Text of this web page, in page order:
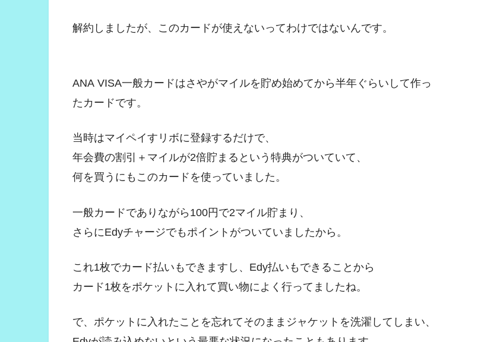
解約しましたが、このカードが使えないってわけではないんです。
ANA VISA一般カードはさやがマイルを貯め始めてから半年ぐらいして作っ
たカードです。
当時はマイペイすリボに登録するだけで、
年会費の割引＋マイルが2倍貯まるという特典がついていて、
何を買うにもこのカードを使っていました。
一般カードでありながら100円で2マイル貯まり、
さらにEdyチャージでもポイントがついていましたから。
これ1枚でカード払いもできますし、Edy払いもできることから
カード1枚をポケットに入れて買い物によく行ってましたね。
で、ポケットに入れたことを忘れてそのままジャケットを洗濯してしまい、